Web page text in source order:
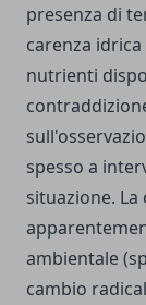
presenza di
carenza
nutrienti
spesso a
situazione.
ambientale
cambio